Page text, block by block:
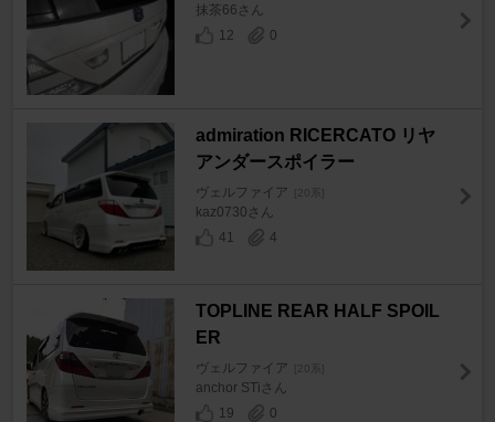
抹茶66さん
12
0
admiration RICERCATO リヤ
アンダースポイラー
ヴェルファイア [20系]
kaz0730さん
41
4
TOPLINE REAR HALF SPOIL
ER
ヴェルファイア [20系]
anchor STiさん
19
0